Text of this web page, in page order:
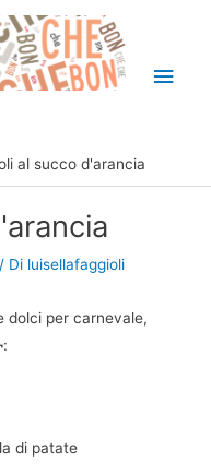
al succo d'arancia
/ Di luisellafaggioli
dolci per carnevale,
di patate